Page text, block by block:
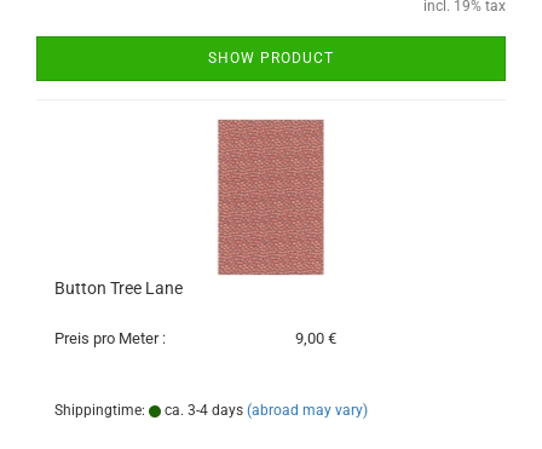
incl. 19% tax
SHOW PRODUCT
Button Tree Lane
Preis pro Meter : 9,00 €
Shippingtime: ca. 3-4 days (abroad may vary)